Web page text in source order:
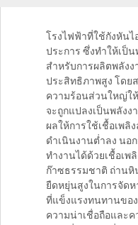
โรงไฟฟ้าที่ใช้กังหัน
ประการ ซึ่งทำให้เป็
สำหรับการผลิตพลังง
ประสิทธิภาพสูง โดย
ความร้อนส่วนใหญ่ใ
จะถูกแปลงเป็นพลัง
ผลให้การใช้เชื้อเพลิ
ดำเนินงานต่ำลง นอ
ทำงานได้ด้วยเชื้อเพ
ก๊าซธรรมชาติ ถ่านหิ
ยืดหยุ่นสูงในการจัดห
ที่แข็งแรงทนทานขอ
ความน่าเชื่อถือและ